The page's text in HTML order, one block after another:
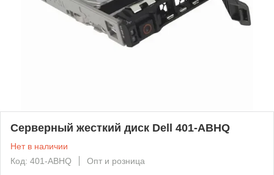
Серверный жесткий диск Dell 401-ABHQ
Нет в наличии
Код: 401-ABHQ
Опт и розница